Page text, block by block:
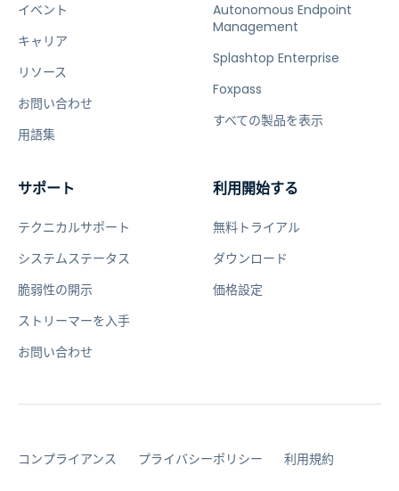
イベント
キャリア
リソース
お問い合わせ
用語集
Autonomous Endpoint
Management
Splashtop Enterprise
Foxpass
すべての製品を表示
サポート
テクニカルサポート
システムステータス
脆弱性の開示
ストリーマーを入手
お問い合わせ
利用開始する
無料トライアル
ダウンロード
価格設定
コンプライアンス プライバシーポリシー 利用規約